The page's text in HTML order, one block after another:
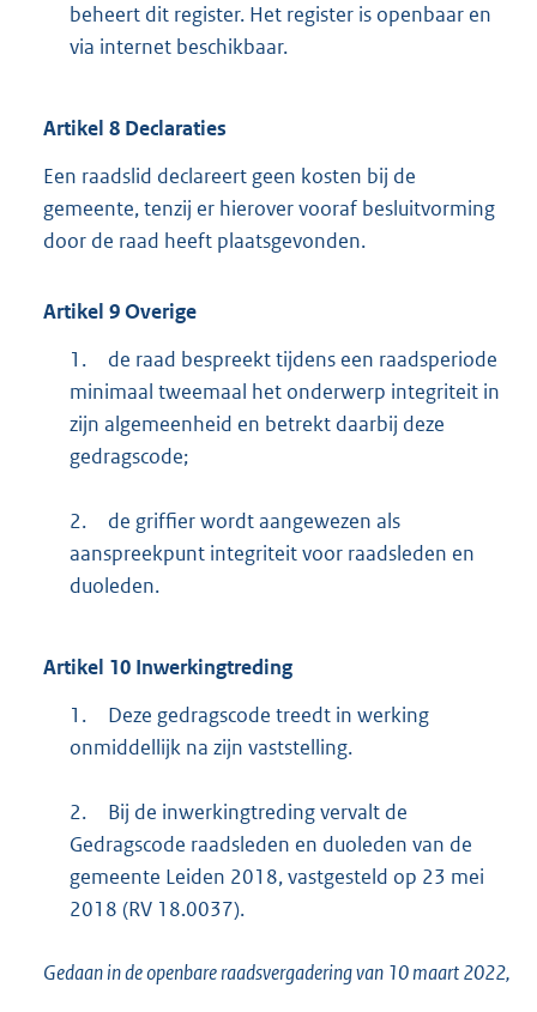
beheert dit register. Het register is openbaar en
via internet beschikbaar.
Artikel 8 Declaraties
Een raadslid declareert geen kosten bij de
gemeente, tenzij er hierover vooraf besluitvorming
door de raad heeft plaatsgevonden.
Artikel 9Overige
1.
de raad bespreekt tijdens een raadsperiode
minimaal tweemaal het onderwerp integriteit in
zijn algemeenheid en betrekt daarbij deze
gedragscode;
2.
de griffier wordt aangewezen als
aanspreekpunt integriteit voor raadsleden en
duoleden.
Artikel 10 Inwerkingtreding
1.
Deze gedragscode treedt in werking
onmiddellijk na zijn vaststelling.
2.
Bij de inwerkingtreding vervalt de
Gedragscode raadsleden en duoleden van de
gemeente Leiden 2018, vastgesteld op 23 mei
2018 (RV 18.0037).
Gedaan in de openbare raadsvergadering van 10 maart 2022,